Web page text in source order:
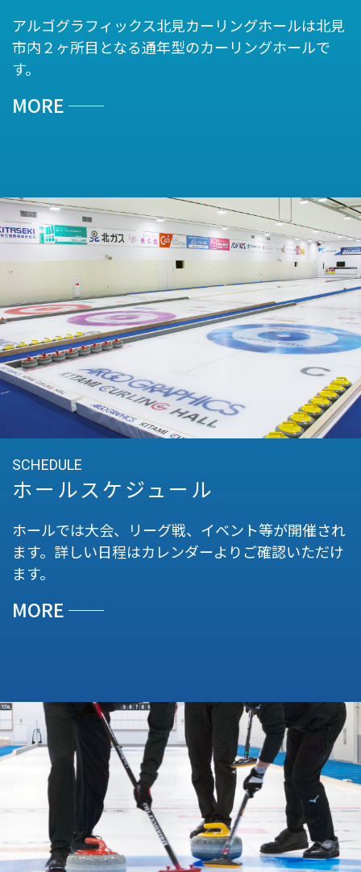
アルゴグラフィックス北見カーリングホールは北見
市内２ヶ所目となる通年型のカーリングホールで
す。
MORE──
SCHEDULE
ホールスケジュール
ホールでは大会、リーグ戦、イベント等が開催され
ます。詳しい日程はカレンダーよりご確認いただけ
ます。
MORE──